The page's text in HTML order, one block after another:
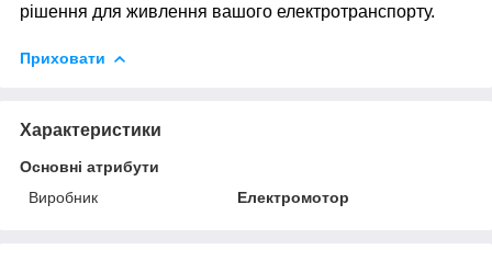
рішення для живлення вашого електротранспорту.
Приховати
Характеристики
Основні атрибути
Виробник
Електромотор